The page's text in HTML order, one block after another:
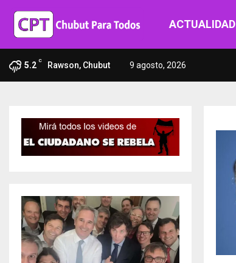
ACTUALIDAD
5.2 C Rawson, Chubut 9 agosto, 2026